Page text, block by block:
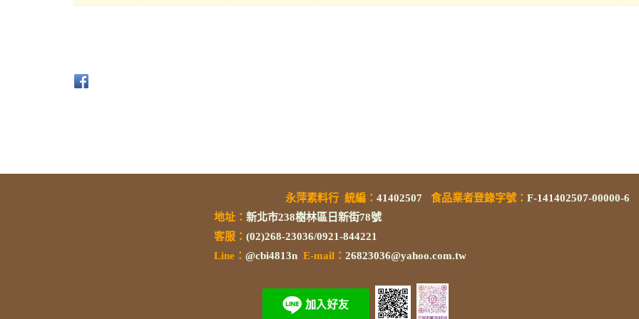
永萍素料行 統編 ： 41402507 食品業者登錄字號 ： F-141402507-00000-6
地址： 新北市238樹林區日新街78號
客服： (02)268-23036/0921-844221
Line： @cbi4813n E-mail： 26823036@yahoo.com.tw